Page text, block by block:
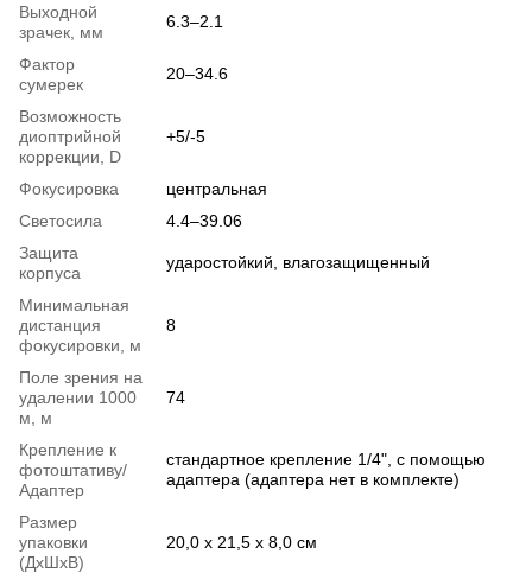
Выходной
зрачек, мм
6.3–2.1
Фактор
сумерек
20–34.6
Возможность
диоптрийной
коррекции, D
+5/-5
Фокусировка
центральная
Светосила
4.4–39.06
Защита
корпуса
ударостойкий, влагозащищенный
Минимальная
дистанция
фокусировки, м
8
Поле зрения на
удалении 1000
м, м
74
Крепление к
фотоштативу/
Адаптер
стандартное крепление 1/4", с помощью
адаптера (адаптера нет в комплекте)
Размер
упаковки
(ДхШхВ)
20,0 x 21,5 x 8,0 см